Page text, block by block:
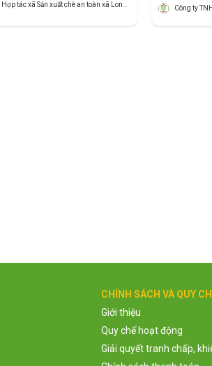
Hợp tác xã Sản xuất chè an toàn xã Long Cốc Công ty
CHÍNH SÁCH VÀ QUY
Giới thiệu
Quy chế hoạt động
Giải quyết tranh chấp,